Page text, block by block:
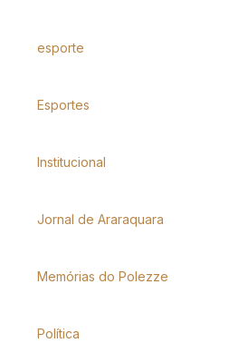
esporte
Esportes
Institucional
Jornal de Araraquara
Memórias do Polezze
Política